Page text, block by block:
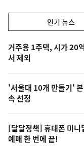
기,
최
신,
오
늘
의
영
상
인기 뉴스
기
뉴
스
거주용 1주택, 시가 20
서 제외
'서울대 10개 만들기'
속 선정
[달달정책] 휴대폰 미
예매 한 번에 끝!